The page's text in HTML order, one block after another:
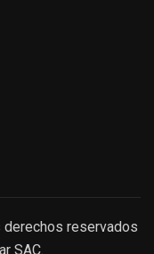
derechos reservados
SAC.